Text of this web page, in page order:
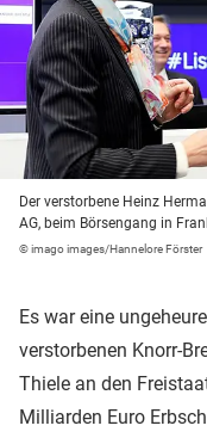
Der verstorbene Heinz
AG, beim Börsengang in
© imago images/Hannelore Förster
Es war eine
verstorbenen Knorr-
Thiele an den
Milliarden Euro